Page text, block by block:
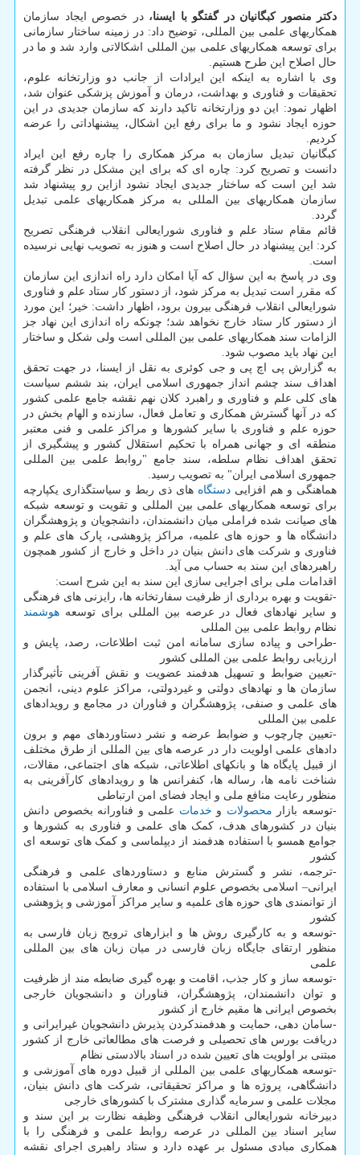
دکتر منصور کبگانیان در گفتگو با ایسنا،در خصوص ایجاد سازمان
همکاریهای علمی بین المللی، توضیح داد: در زمینه ساختار سازمانی
برای توسعه همکاریهای علمی بین المللی اشکالاتی وارد شد و ما در
حال اصلاح این طرح هستیم.
وی با اشاره به اینکه این ایرادات از جانب دو وزارتخانه علوم،
تحقیقات و فناوری و بهداشت، درمان و آموزش پزشکی عنوان شد،
اظهار نمود: این دو وزارتخانه تاکید دارند که سازمان جدیدی در این
حوزه ایجاد نشود و ما برای رفع این اشکال، پیشنهاداتی را عرضه
کردیم.
کبگانیان تبدیل سازمان به مرکز همکاری را چاره رفع این ایراد
دانست و تصریح کرد: چاره ای که برای این مشکل در نظر گرفته
شد این است که ساختار جدیدی ایجاد نشود ازاین رو پیشنهاد شد
سازمان همکاریهای بین المللی به مرکز همکاریهای علمی تبدیل
گردد.
قائم مقام ستاد علم و فناوری شورایعالی انقلاب فرهنگی تصریح
کرد: این پیشنهاد در حال اصلاح است و هنوز به تصویب نهایی نرسیده
است.
وی در پاسخ به این سؤال که آیا امکان دارد راه اندازی این سازمان
که مقرر است تبدیل به مرکز شود، از دستور کار ستاد علم و فناوری
شورایعالی انقلاب فرهنگی بیرون برود، اظهار داشت: خیر؛ این مورد
از دستور کار ستاد خارج نخواهد شد؛ چونکه راه اندازی این نهاد جز
الزامات سند همکاریهای علمی بین المللی است ولی شکل و ساختار
این نهاد باید مصوب شود.
به گزارش پی اچ پی و جی کوئری به نقل از ایسنا، در جهت تحقق
اهداف سند چشم انداز جمهوری اسلامی ایران، بند ششم سیاست
های کلی علم و فناوری و راهبرد کلان نهم نقشه جامع علمی کشور
که در آنها گسترش همکاری و تعامل فعال، سازنده و الهام بخش در
حوزه علم و فناوری با سایر کشورها و مراکز علمی و فنی معتبر
منطقه ای و جهانی همراه با تحکیم استقلال کشور و پیشگیری از
تحقق اهداف نظام سلطه، سند جامع "روابط علمی بین المللی
جمهوری اسلامی ایران" به تصویب رسید.
هماهنگی و هم افزایی دستگاه های ذی ربط و سیاستگذاری یکپارچه
برای توسعه همکاریهای علمی بین المللی و تقویت و توسعه شبکه
های صیانت شده فراملی میان دانشمندان، دانشجویان و پژوهشگران
دانشگاه ها و حوزه های علمیه، مراکز پژوهشی، پارک های علم و
فناوری و شرکت های دانش بنیان در داخل و خارج از کشور همچون
راهبردهای این سند به حساب می آید.
اقدامات ملی برای اجرایی سازی این سند به این شرح است:
-تقویت و بهره برداری از ظرفیت سفارتخانه ها، رایزنی های فرهنگی
و سایر نهادهای فعال در عرصه بین المللی برای توسعه هوشمند
نظام روابط علمی بین المللی
-طراحی و پیاده سازی سامانه امن ثبت اطلاعات، رصد، پایش و
ارزیابی روابط علمی بین المللی کشور
-تعیین ضوابط و تسهیل هدفمند عضویت و نقش آفرینی تأثیرگذار
سازمان ها و نهادهای دولتی و غیردولتی، مراکز علوم دینی، انجمن
های علمی و صنفی، پژوهشگران و فناوران در مجامع و رویدادهای
علمی بین المللی
-تعیین چارچوب و ضوابط عرضه و نشر دستاوردهای مهم و برون
دادهای علمی اولویت دار در عرصه های بین المللی از طرق مختلف
از قبیل پایگاه ها و بانکهای اطلاعاتی، شبکه های اجتماعی، مقالات،
شناخت نامه ها، رساله ها، کنفرانس ها و رویدادهای کارآفرینی به
منظور رعایت منافع ملی و ایجاد فضای امن ارتباطی
-توسعه بازار محصولات و خدمات علمی و فناورانه بخصوص دانش
بنیان در کشورهای هدف، کمک های علمی و فناوری به کشورها و
جوامع همسو با استفاده هدفمند از دیپلماسی و کمک های توسعه ای
کشور
-ترجمه، نشر و گسترش منابع و دستاوردهای علمی و فرهنگی
ایرانی– اسلامی بخصوص علوم انسانی و معارف اسلامی با استفاده
از توانمندی های حوزه های علمیه و سایر مراکز آموزشی و پژوهشی
کشور
-توسعه و به کارگیری روش ها و ابزارهای ترویج زبان فارسی به
منظور ارتقای جایگاه زبان فارسی در میان زبان های بین المللی
علمی
-توسعه ساز و کار جذب، اقامت و بهره گیری ضابطه مند از ظرفیت
و توان دانشمندان، پژوهشگران، فناوران و دانشجویان خارجی
بخصوص ایرانی ها مقیم خارج از کشور
-سامان دهی، حمایت و هدفمندکردن پذیرش دانشجویان غیرایرانی و
دریافت بورس های تحصیلی و فرصت های مطالعاتی خارج از کشور
مبتنی بر اولویت های تعیین شده در اسناد بالادستی نظام
-توسعه همکاریهای علمی بین المللی از قبیل دوره های آموزشی و
دانشگاهی، پروژه ها و مراکز تحقیقاتی، شرکت های دانش بنیان،
مجلات علمی و سرمایه گذاری مشترک با کشورهای خارجی
دبیرخانه شورایعالی انقلاب فرهنگی وظیفه نظارت بر این سند و
سایر اسناد بین المللی در عرصه روابط علمی و فرهنگی را با
همکاری مبادی مسئول بر عهده دارد و ستاد راهبری اجرای نقشه